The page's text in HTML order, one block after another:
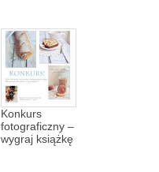
Konkurs
fotograficzny –
wygraj książkę